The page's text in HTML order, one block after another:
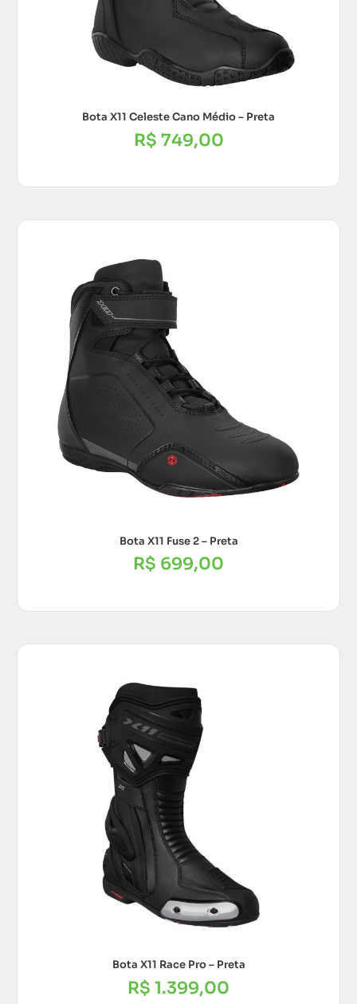
Bota X11 Celeste Cano Médio – Preta
R$ 749,00
Bota X11 Fuse 2 – Preta
R$ 699,00
Bota X11 Race Pro – Preta
R$ 1.399,00